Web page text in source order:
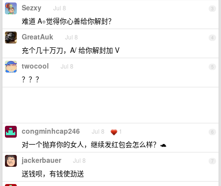
3
Sezxy Jul 8
难道 A÷觉得你心善给你解封？
4
GreatAuk Jul 8
充个几十万刀，A/ 给你解封加 V
5
twocool Jul 8
？？？
6
congminhcap246 Jul 8 1
对一个抛弃你的女人，继续发红包会怎么样？🐢
7
jackerbauer Jul 8
送钱呗，有钱使劲送